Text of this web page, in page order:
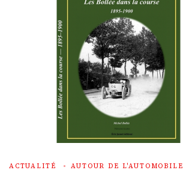
ACTUALITÉ
AUTOUR DE L'AUTOMOBILE